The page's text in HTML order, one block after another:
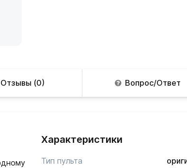
Отзывы (0) Вопрос/Ответ
Характеристики
Тип пульта